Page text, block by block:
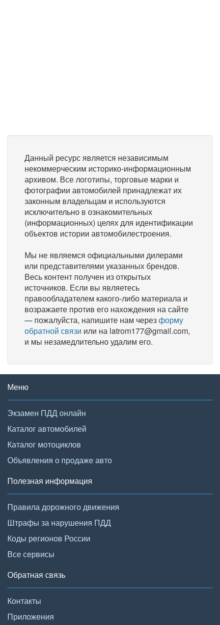
Данный ресурс является независимым
некоммерческим историко-информационным
архивом. Все логотипы, торговые марки и
фотографии автомобилей принадлежат их
законным владельцам и используются
исключительно в ознакомительных
(информационных) целях для идентификации
объектов истории автомобилестроения.
Мы не являемся официальными дилерами
или представителями указанных брендов.
Весь контент получен из открытых
источников. Если вы являетесь
правообладателем какого-либо материала и
возражаете против его нахождения на сайте
— пожалуйста, напишите нам черезформу
обратной связи или на latrom177@gmail.com,
и мы незамедлительно удалим его.
Меню
Экзамен ПДД онлайн
Каталог автомобилей
Каталог мотоциклов
Объявления о продаже авто
Полезная информация
Правила дорожного движения
Штрафы за нарушения ПДД
Коды регионов России
Все сервисы
Обратная связь
Контакты
Приложения